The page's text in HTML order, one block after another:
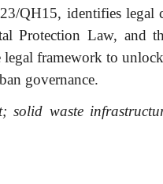
nước
QH15, identifies legal
Protection Law, and
framework to
governance.
solid waste